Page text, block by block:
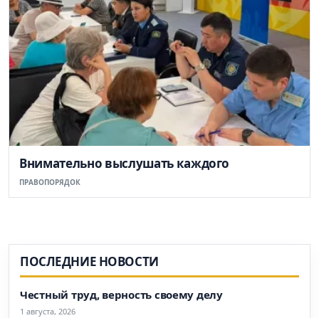
Внимательно выслушать каждого
ПРАВОПОРЯДОК
ПОСЛЕДНИЕ НОВОСТИ
Честный труд, верность своему делу
1 августа, 2026